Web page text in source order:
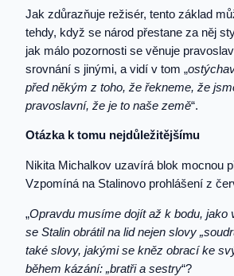
Jak zdůrazňuje režisér, tento základ
tehdy, když se národ přestane za něj
jak málo pozornosti se věnuje
srovnání s jinými, a vidí v tom „
před někým z toho, že řekneme, že
pravoslavní, že je to naše země“.
Otázka k tomu nejdůležitějšímu
Nikita Michalkov uzavírá blok mocnou
Vzpomíná na Stalinovo prohlášení z
„Opravdu musíme dojít až k bodu, jako
se Stalin obrátil na lid nejen slovy
také slovy, jakými se kněz obrací ke
během kázání: „bratři a sestry“?